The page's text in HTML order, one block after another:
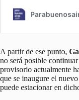
A partir de ese punto,
no será posible
provisorio actualmente
que se inaugure el
puede estacionar en